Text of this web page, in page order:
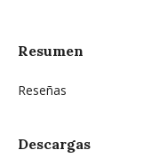
Resumen
Reseñas
Descargas